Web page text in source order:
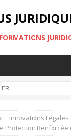
Innovations Légales
Protection